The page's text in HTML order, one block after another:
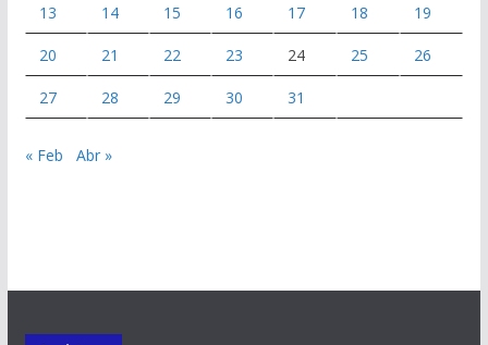
13 14 15 16 17 18 19
20 21 22 23 24 25 26
27 28 29 30 31
« Feb Abr »